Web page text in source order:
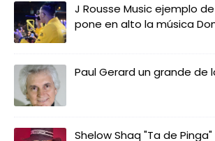
J Rousse Music ejemplo
pone en alto la música
Paul Gerard un grande de
Shelow Shaq "Ta de Pinga"